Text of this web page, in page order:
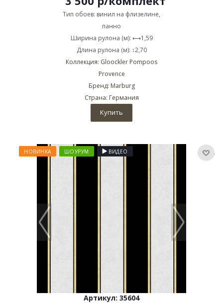
Тип обоев: винил на флизелине,
панно
Ширина рулона (м): ⟷1,59
Длина рулона (м): ↕2,70
Коллекция: Gloockler Pompoos
Provence
Бренд: Marburg
Страна: Германия
Купить
НОВИНКА ШОУРУМ ВИДЕО
Артикул: 35604